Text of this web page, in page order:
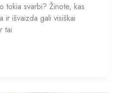
tokia svarbi? Žinote, kas
išvaizda gali visiškai
tai